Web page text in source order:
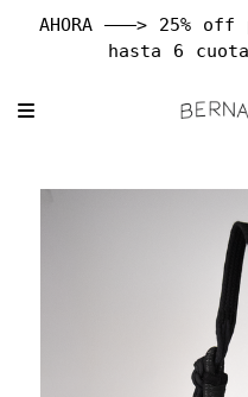
AHORA ———> 25%
hasta 6